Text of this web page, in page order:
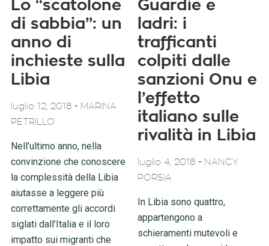
Lo “scatolone
di sabbia”: un
anno di
inchieste sulla
Libia
luglio 12, 2018 - MARINA
PETRILLO
Nell’ultimo anno, nella
convinzione che conoscere
la complessità della Libia
aiutasse a leggere più
correttamente gli accordi
siglati dall’Italia e il loro
impatto sui migranti che
Guardie e
ladri: i
trafficanti
colpiti dalle
sanzioni Onu e
l’effetto
italiano sulle
rivalità in Libia
luglio 4, 2018 - NANCY
PORSIA
In Libia sono quattro,
appartengono a
schieramenti mutevoli e